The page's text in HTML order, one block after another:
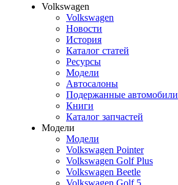
Volkswagen
Volkswagen
Новости
История
Каталог статей
Ресурсы
Модели
Автосалоны
Подержанные автомобили
Книги
Каталог запчастей
Модели
Модели
Volkswagen Pointer
Volkswagen Golf Plus
Volkswagen Beetle
Volkswagen Golf 5